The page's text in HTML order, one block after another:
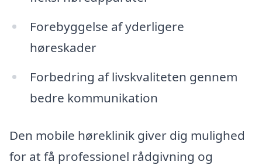
Forebyggelse af yderligere
høreskader
Forbedring af livskvaliteten gennem
bedre kommunikation
Den mobile høreklinik giver dig mulighed
for at få professionel rådgivning og